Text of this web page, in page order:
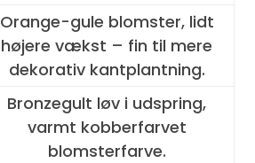
Orange-gule blomster, lidt
højere vækst – fin til mere
dekorativ kantplantning.
Bronzegult løv i udspring,
varmt kobberfarvet
blomsterfarve.